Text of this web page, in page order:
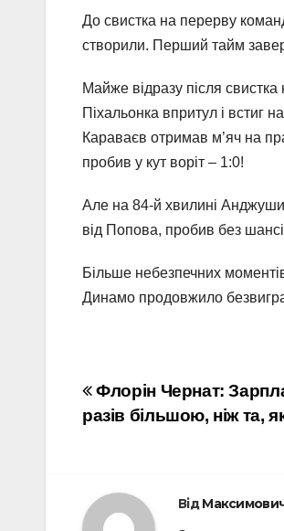
До свистка на перерву
створили. Перший тайм
Майже відразу після
Піхальонка впритул і встиг
Караваєв отримав м’яч на
пробив у кут воріт – 1:0!
Але на 84-й хвилині
від Попова, пробив без
Більше небезпечних
Динамо продовжило
Навігація
записів
Флорін Чернат:
разів більшою, ніж та,
Від